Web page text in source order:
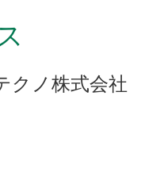
クノ株式会社